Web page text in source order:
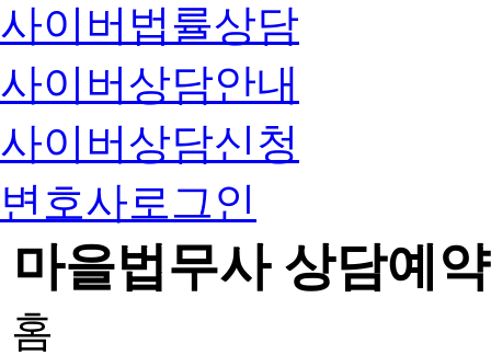
사이버법률상담
사이버상담안내
사이버상담신청
변호사로그인
마을법무사 상담예약
홈